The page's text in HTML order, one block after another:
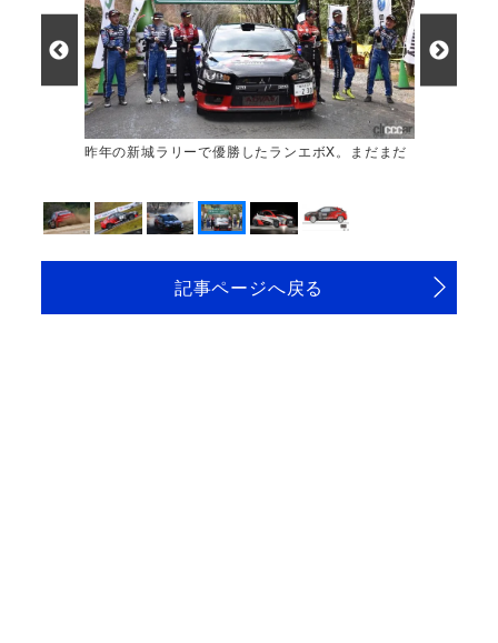
昨年の新城ラリーで優勝したランエボX。まだまだ
記事ページへ戻る